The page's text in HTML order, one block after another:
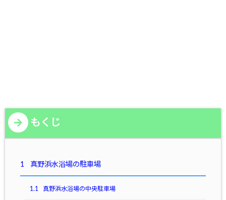
もくじ
1 真野浜水浴場の駐車場
1.1 真野浜水浴場の中央駐車場